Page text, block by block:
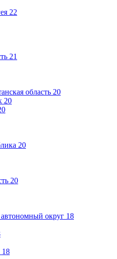
22
21
область 20
20
20
20
округ 18
18